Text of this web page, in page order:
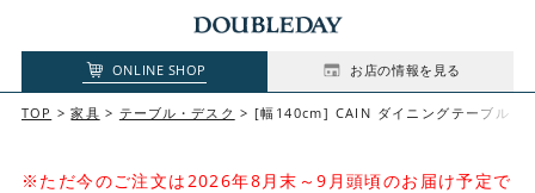
ONLINE SHOP お店の情報を見る
TOP 家具 テーブル・デスク [幅140cm] CAIN ダイニングテーブル
※ただ今のご注文は2026年8月末～9月頭頃のお届け予定で